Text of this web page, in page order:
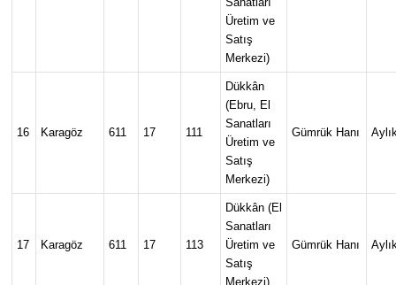
Üretim ve
Satış
Merkezi)
16 Karagöz 611 17 111
Dükkân
(Ebru, El
Sanatları
Üretim ve
Satış
Merkezi)
Gümrük Hanı
17 Karagöz 611 17 113
Dükkân (El
Sanatları
Üretim ve
Satış
Merkezi)
Gümrük Hanı